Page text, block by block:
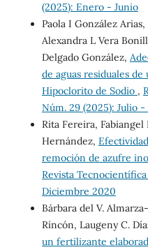
(2025): Enero - Junio
Paola I González
Alexandra L Vera
Delgado González,
de aguas residuales
Hipoclorito de Sodio ,
Núm. 29 (2025): Julio
Rita Fereira, Fabiangel
Hernández,
remoción de azufre
Revista
Diciembre 2020
Bárbara del V.
Ríncón, Laugeny C.
un fertilizante